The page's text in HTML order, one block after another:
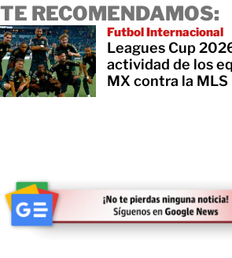
TE RECOMENDAMOS:
Futbol Internacional
Leagues Cup
actividad de los
MX contra la MLS